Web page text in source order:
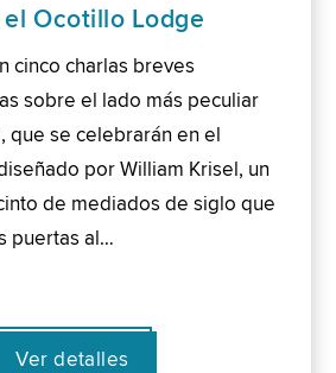
Ocotillo Lodge
cinco charlas breves
sobre el lado más peculiar
que se celebrarán en el
por William Krisel, un
de mediados de siglo que
puertas al…
Ver detalles